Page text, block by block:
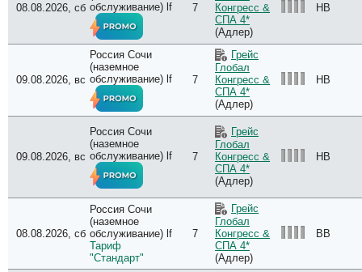
08.08.2026, сб обслуживание) lf
7
Конгресс &
СПА 4*
(Адлер)
HB
09.08.2026, вс
Россия Сочи
(наземное
обслуживание) lf
7
Грейс
Глобал
Конгресс &
СПА 4*
(Адлер)
HB
09.08.2026, вс
Россия Сочи
(наземное
обслуживание) lf
7
Грейс
Глобал
Конгресс &
СПА 4*
(Адлер)
HB
08.08.2026, сб
Россия Сочи
(наземное
обслуживание) lf
Тариф
"Стандарт"
7
Грейс
Глобал
Конгресс &
СПА 4*
(Адлер)
BB